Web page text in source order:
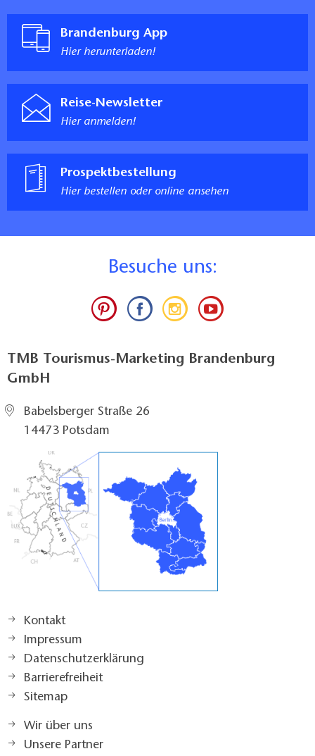
Brandenburg App
Hier herunterladen!
Reise-Newsletter
Hier anmelden!
Prospektbestellung
Hier bestellen oder online ansehen
Besuche uns:
TMB Tourismus-Marketing Brandenburg
GmbH
Babelsberger Straße 26
14473 Potsdam
Kontakt
Impressum
Datenschutzerklärung
Barrierefreiheit
Sitemap
Wir über uns
Unsere Partner